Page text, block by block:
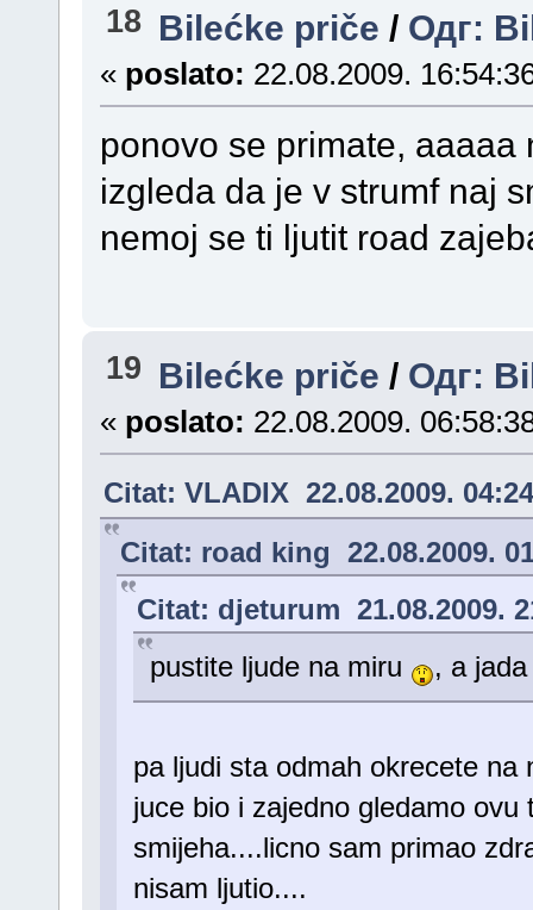
18 Bilećke priče / Одг:
« poslato: 22.08.2009.
ponovo se primate,
izgleda da je v strumf naj
nemoj se ti ljutit road
19 Bilećke priče / Одг:
« poslato: 22.08.2009.
Citat: VLADIX 22.08.2009.
Citat: road king 22.08.2009.
Citat: djeturum 21.08.2009.
pustite ljude na miru
, a
pa ljudi sta odmah okrecete
juce bio i zajedno gledamo
smijeha....licno sam primao
nisam ljutio....